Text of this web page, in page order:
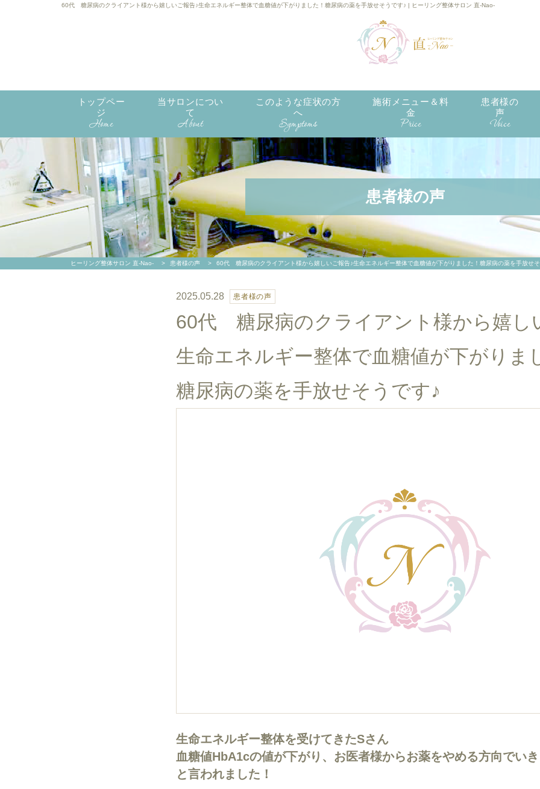
60代 糖尿病のクライアント様から嬉しいご報告♪生命エネルギー整体で血糖値が下がりました！糖尿病の薬を手放せそうです♪ | ヒーリング整体サロン 直-Nao-
トップペー
ジ
Home
当サロンについ
て
About
このような症状の方
へ
Symptoms
施術メニュー＆料
金
Price
患者様の
声
Voice
患者様の声
ヒーリング整体サロン 直-Nao- > 患者様の声 > 60代 糖尿病のクライアント様から嬉しいご報告♪生命エネルギー整体で血糖値が下がりました！ 糖尿病の薬を手放せ
2025.05.28 患者様の声
60代 糖尿病のクライアント様から嬉し
生命エネルギー整体で血糖値が下がりま
糖尿病の薬を手放せそうです♪
生命エネルギー整体を受けてきたSさん
血糖値HbA1cの値が下がり、お医者様からお薬をやめる方向でいき
と言われました！